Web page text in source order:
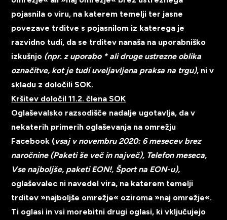
pojasnila o viru, na katerem temelji ter jasne
povezave trditve s pojasnilom iz katerega je
razvidno tudi, da se trditev nanaša na uporabniško
izkušnjo (npr. z uporabo * ali druge ustrezne oblika
označitve, kot je tudi uveljavljena praksa na trgu), ni v
skladu z določili SOK.
Kršitev določil 11.2. člena SOK
Oglaševalsko razsodišče nadalje ugotavlja, da v
nekaterih primerih oglaševanja na omrežju
Facebook (vsaj v novembru 2020: 6 mesecev brez
naročnine (Paketi še več in največ), Telefon meseca,
Vse najboljše, paketi EON!, Šport na EON-u),
oglaševalec ni navedel vira, na katerem temelji
trditev »najboljše omrežje« oziroma »naj omrežje«.
Ti oglasi in vsi morebitni drugi oglasi, ki vključujejo